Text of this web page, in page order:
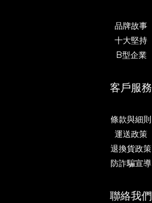
品牌故事
十大堅持
B型企業
客戶服務
條款與細則
運送政策
退換貨政策
防詐騙宣導
聯絡我們